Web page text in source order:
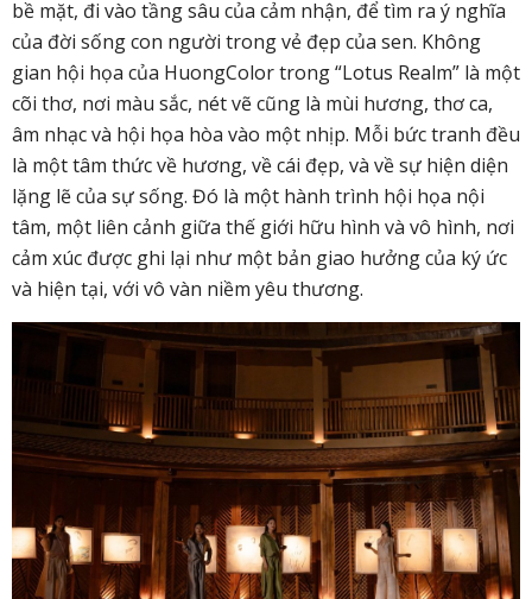
bề mặt, đi vào tầng sâu của cảm nhận, để tìm ra ý nghĩa
của đời sống con người trong vẻ đẹp của sen. Không
gian hội họa của HuongColor trong “Lotus Realm” là một
cõi thơ, nơi màu sắc, nét vẽ cũng là mùi hương, thơ ca,
âm nhạc và hội họa hòa vào một nhịp. Mỗi bức tranh đều
là một tâm thức về hương, về cái đẹp, và về sự hiện diện
lặng lẽ của sự sống. Đó là một hành trình hội họa nội
tâm, một liên cảnh giữa thế giới hữu hình và vô hình, nơi
cảm xúc được ghi lại như một bản giao hưởng của ký ức
và hiện tại, với vô vàn niềm yêu thương.